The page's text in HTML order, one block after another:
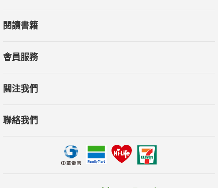
閱讀書籍
會員服務
關注我們
聯絡我們